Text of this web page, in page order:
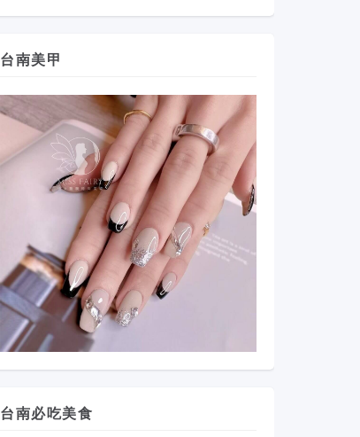
台南美甲
台南必吃美食